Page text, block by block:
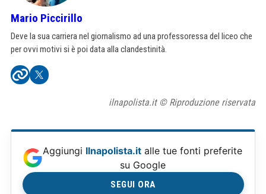
Mario Piccirillo
Deve la sua carriera nel giornalismo ad una professoressa del liceo che
per ovvi motivi si è poi data alla clandestinità.
ilnapolista.it © Riproduzione riservata
Aggiungi Ilnapolista.it alle tue fonti preferite
su Google
SEGUI ORA